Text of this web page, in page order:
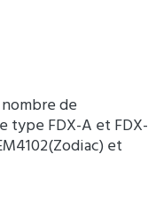
de
type FDX-A et FDX-
et